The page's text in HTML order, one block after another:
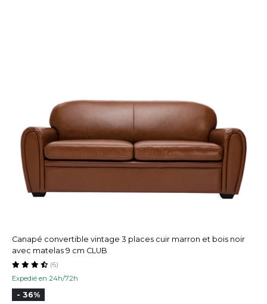
Canapé convertible vintage 3 places cuir marron et bois noir
avec matelas 9 cm CLUB
Expedié en 24h/72h
(6)
- 36%